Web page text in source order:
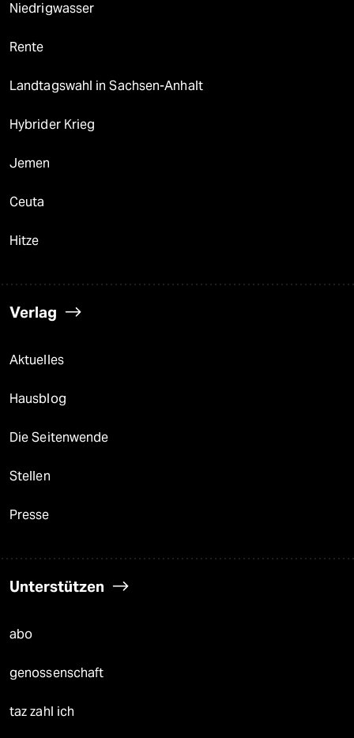
Niedrigwasser
Rente
Landtagswahl in Sachsen-Anhalt
Hybrider Krieg
Jemen
Ceuta
Hitze
Verlag
Aktuelles
Hausblog
Die Seitenwende
Stellen
Presse
Unterstützen
abo
genossenschaft
taz zahl ich